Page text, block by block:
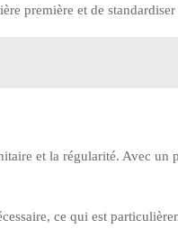
première et de
et la régularité. Avec un
ce qui est